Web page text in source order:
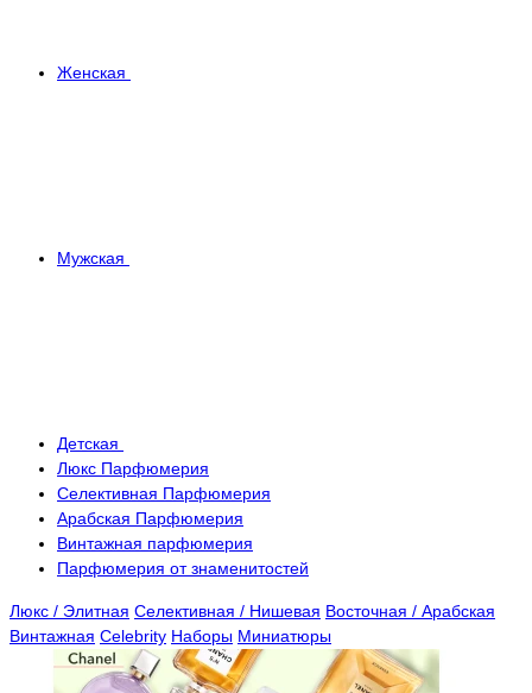
Женская
Мужская
Детская
Люкс Парфюмерия
Селективная Парфюмерия
Арабская Парфюмерия
Винтажная парфюмерия
Парфюмерия от знаменитостей
Люкс / Элитная Селективная / Нишевая Восточная / Арабская
Винтажная Celebrity Наборы Миниатюры